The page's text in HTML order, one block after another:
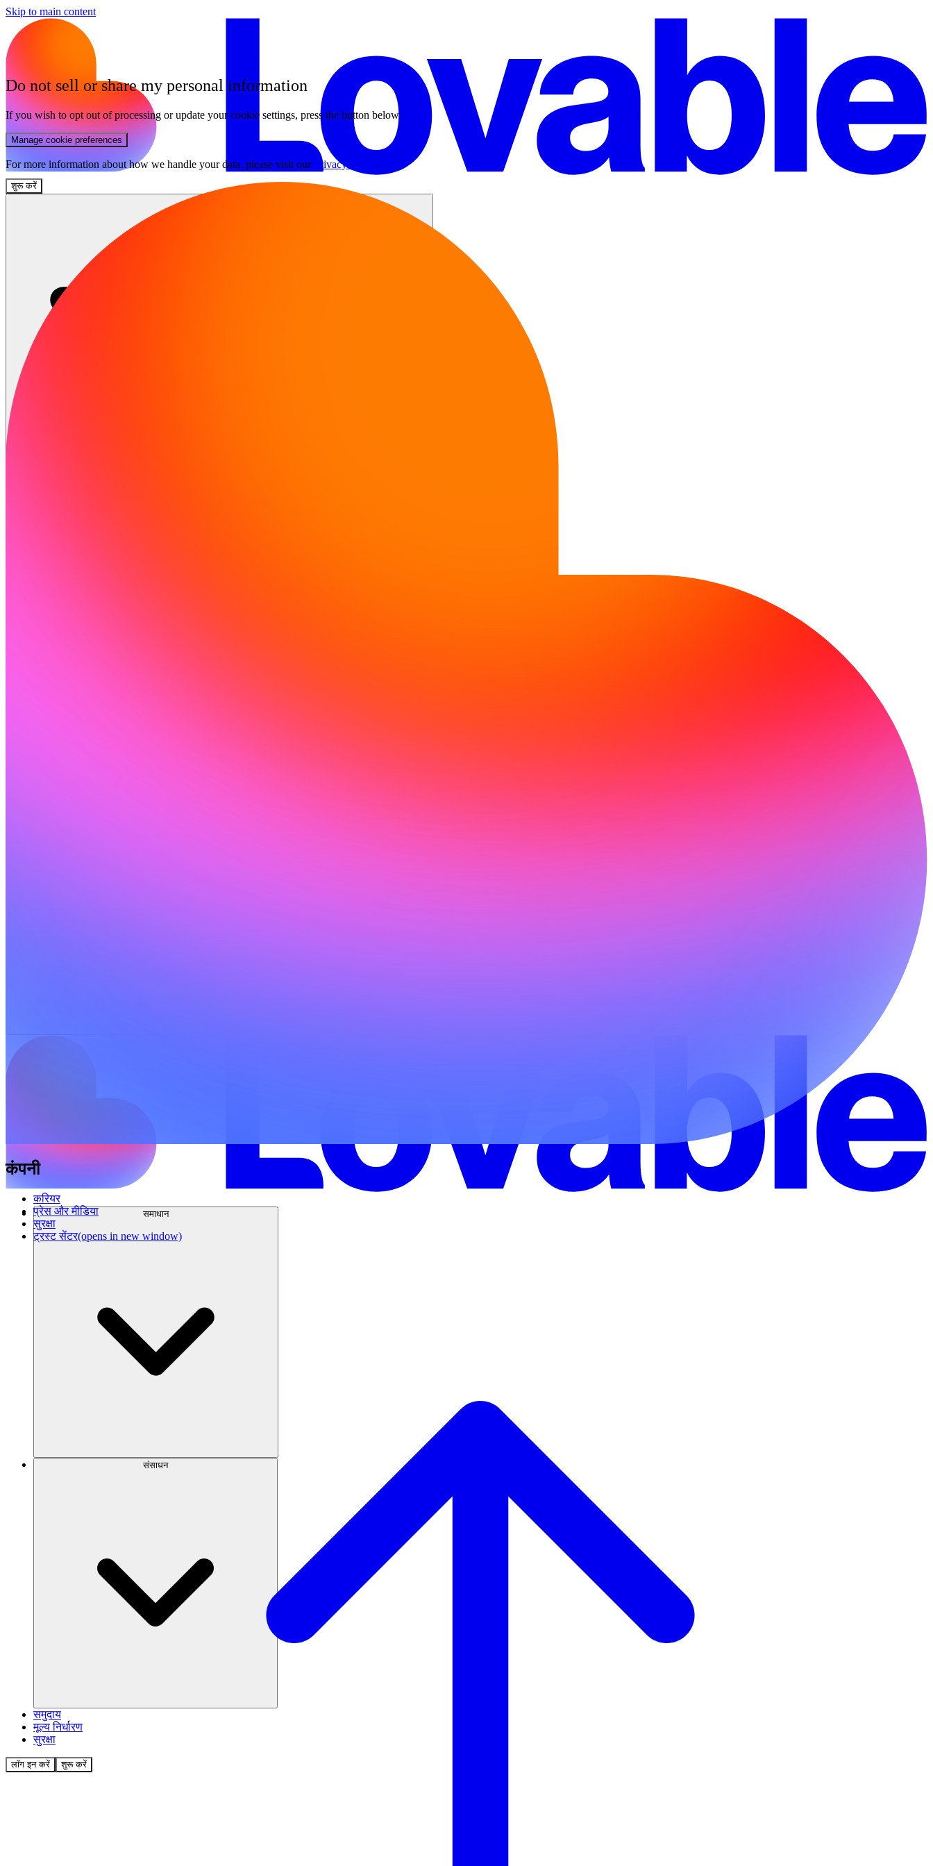
Skip to main content
शुरू करें
समाधान
संसाधन
समुदाय
मूल्य निर्धारण
सुरक्षा
लॉग इन करें शुरू करें
Do not sell or share my personal information
If you wish to opt out of processing or update your cookie settings, press the button below.
Manage cookie preferences
For more information about how we handle your data, please visit our Privacy Policy .
कंपनी
करियर
प्रेस और मीडिया
सुरक्षा
ट्रस्ट सेंटर(opens in new window)